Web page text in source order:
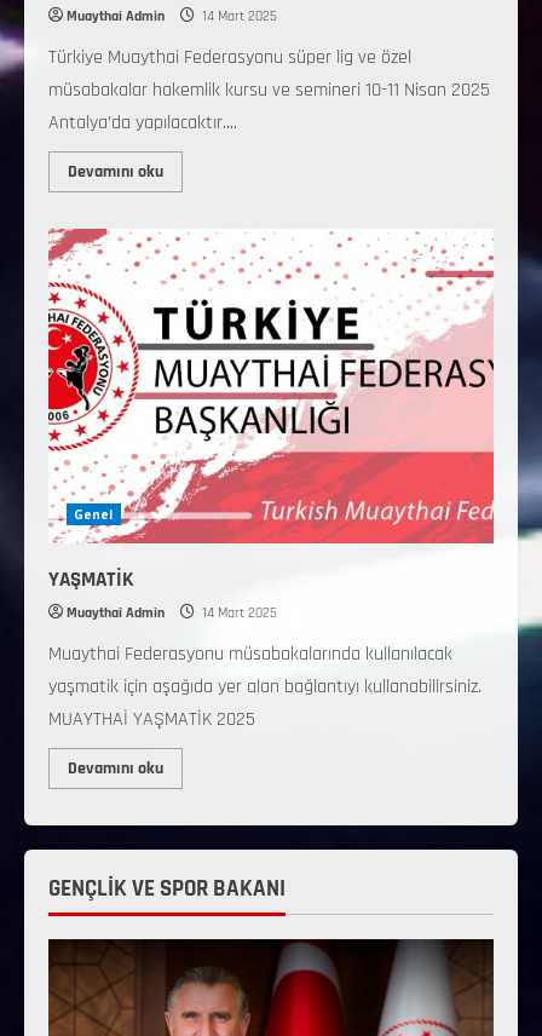
Muaythai Admin 14 Mart 2025
Türkiye Muaythai Federasyonu süper lig ve özel
müsabakalar hakemlik kursu ve semineri 10-11 Nisan 2025
Antalya’da yapılacaktır....
Devamını oku
Genel
YAŞMATİK
Muaythai Admin 14 Mart 2025
Muaythai Federasyonu müsabakalarında kullanılacak
yaşmatik için aşağıda yer alan bağlantıyı kullanabilirsiniz.
MUAYTHAİ YAŞMATİK 2025
Devamını oku
GENÇLİK VE SPOR BAKANI